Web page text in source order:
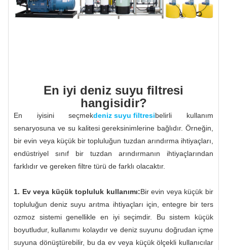
En iyi deniz suyu filtresi
hangisidir?
En iyisini seçmekdeniz suyu filtresibelirli kullanım
senaryosuna ve su kalitesi gereksinimlerine bağlıdır. Örneğin,
bir evin veya küçük bir topluluğun tuzdan arındırma ihtiyaçları,
endüstriyel sınıf bir tuzdan arındırmanın ihtiyaçlarından
farklıdır ve gereken filtre türü de farklı olacaktır.
1. Ev veya küçük topluluk kullanımı:Bir evin veya küçük bir
topluluğun deniz suyu arıtma ihtiyaçları için, entegre bir ters
ozmoz sistemi genellikle en iyi seçimdir. Bu sistem küçük
boyutludur, kullanımı kolaydır ve deniz suyunu doğrudan içme
suyuna dönüştürebilir, bu da ev veya küçük ölçekli kullanıcılar